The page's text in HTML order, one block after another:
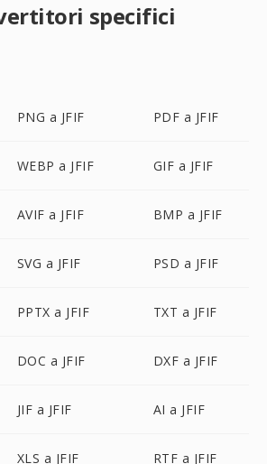
specifici
PNG a JFIF PDF a JFIF
WEBP a JFIF GIF a JFIF
AVIF a JFIF BMP a JFIF
SVG a JFIF PSD a JFIF
PPTX a JFIF TXT a JFIF
DOC a JFIF DXF a JFIF
JIF a JFIF AI a JFIF
XLS a JFIF RTF a JFIF